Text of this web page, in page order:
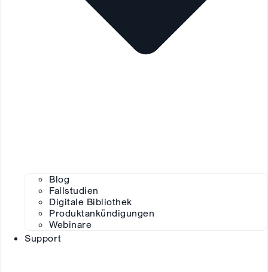
Blog
Fallstudien
Digitale Bibliothek
Produktankündigungen
Webinare
Support